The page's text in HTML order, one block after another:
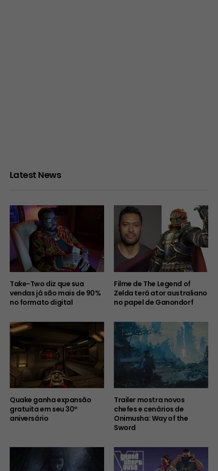
Latest News
Take-Two diz que sua
vendas já são mais de 90%
no formato digital
Filme de The Legend of
Zelda terá ator australiano
no papel de Ganondorf
Quake ganha expansão
gratuita em seu 30º
aniversário
Trailer mostra novos
chefes e cenários de
Onimusha: Way of the
Sword